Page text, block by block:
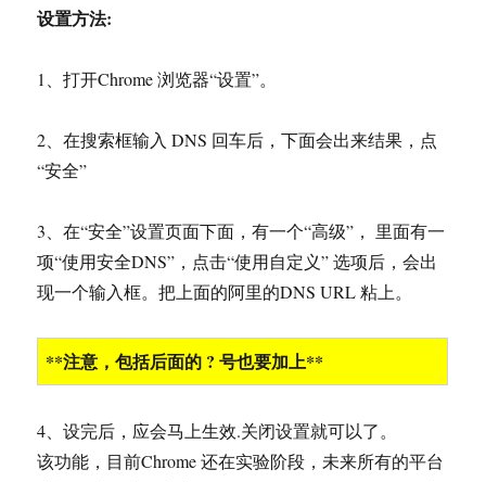
设置方法:
1、打开Chrome 浏览器“设置”。
2、在搜索框输入 DNS 回车后，下面会出来结果，点
“安全”
3、在“安全”设置页面下面，有一个“高级”， 里面有一
项“使用安全DNS”，点击“使用自定义” 选项后，会出
现一个输入框。把上面的阿里的DNS URL 粘上。
**注意，包括后面的 ? 号也要加上**
4、设完后，应会马上生效.关闭设置就可以了。
该功能，目前Chrome 还在实验阶段，未来所有的平台